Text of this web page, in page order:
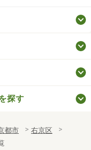
探す
都市
右京区